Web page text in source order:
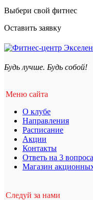
Выбери свой фитнес
Оставить заявку
Будь лучше. Будь собой!
Меню сайта
О клубе
Направления
Расписание
Акции
Контакты
Ответь на 3
Магазин
Следуй за нами